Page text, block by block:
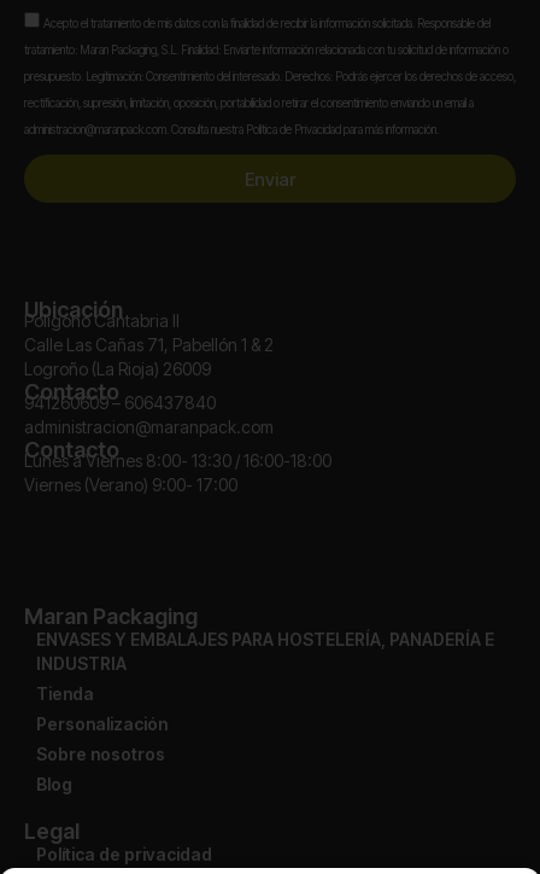
Aceptación
Acepto el tratamiento de mis datos con la finalidad de recibir la información solicitada. Responsable del
tratamiento: Maran Packaging, S.L. Finalidad: Enviarte información relacionada con tu solicitud de información o
presupuesto. Legitimación: Consentimiento del interesado. Derechos: Podrás ejercer los derechos de acceso,
rectificación, supresión, limitación, oposición, portabilidad o retirar el consentimiento enviando un email a
administracion@maranpack.com. Consulta nuestra Política de Privacidad para más información.
Enviar
Ubicación
Polígono Cantabria II
Calle Las Cañas 71, Pabellón 1 & 2
Logroño (La Rioja) 26009
Contacto
941260609 – 606437840
administracion@maranpack.com
Contacto
Lunes a Viernes 8:00- 13:30 / 16:00-18:00
Viernes (Verano) 9:00- 17:00
Maran Packaging
ENVASES Y EMBALAJES PARA HOSTELERÍA, PANADERÍA E
INDUSTRIA
Tienda
Personalización
Sobre nosotros
Blog
Legal
Política de privacidad